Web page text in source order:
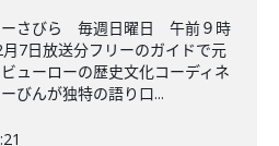
ーさびら 毎週日曜日 午前９時
7日放送分フリーのガイドで元
ューローの歴史文化コーディネ
びんが独特の語り口...